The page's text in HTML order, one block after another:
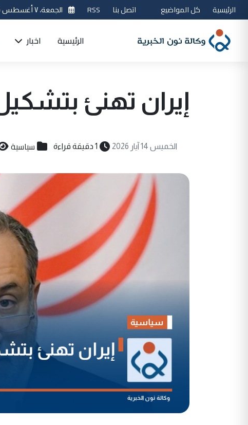
الرئيسية كل المواضيع اتصل بنا RSS الجمعة، ٧ أغسطس 2026
الرئيسية اخبار
إيران تهنئ
الخميس 14 آيار 2026 1 دقيقة قراءة سياسية